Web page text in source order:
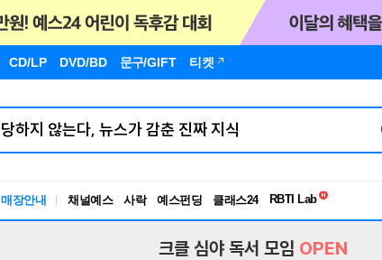
CD/LP DVD/BD 문구/GIFT 티켓
매장안내 채널예스 사락 예스펀딩 클래스24
독서유형검사
크클 심야 독서 모임 OPEN